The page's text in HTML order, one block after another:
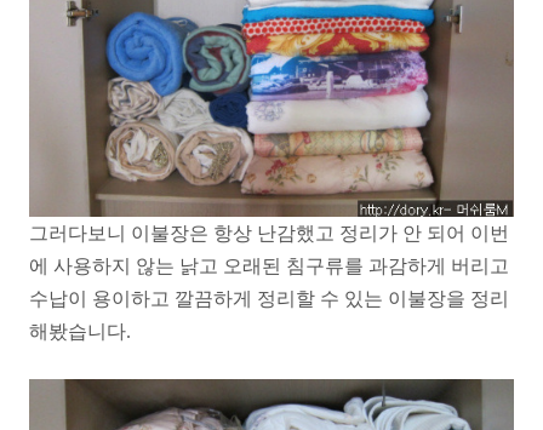
그러다보니 이불장은 항상 난감했고 정리가 안 되어 이번
에 사용하지 않는 낡고 오래된 침구류를 과감하게 버리고
수납이 용이하고 깔끔하게 정리할 수 있는 이불장을 정리
해봤습니다.